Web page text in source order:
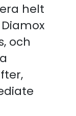
helt
och